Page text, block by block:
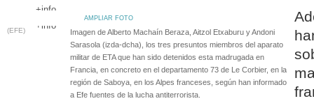
+info
+info
AMPLIAR FOTO
(EFE)
Imagen de Alberto Machaín Beraza, Aitzol Etxaburu y Andoni
Sarasola (izda-dcha), los tres presuntos miembros del aparato
militar de ETA que han sido detenidos esta madrugada en
Francia, en concreto en el departamento 73 de Le Corbier, en la
región de Saboya, en los Alpes franceses, según han informado
a Efe fuentes de la lucha antiterrorista.